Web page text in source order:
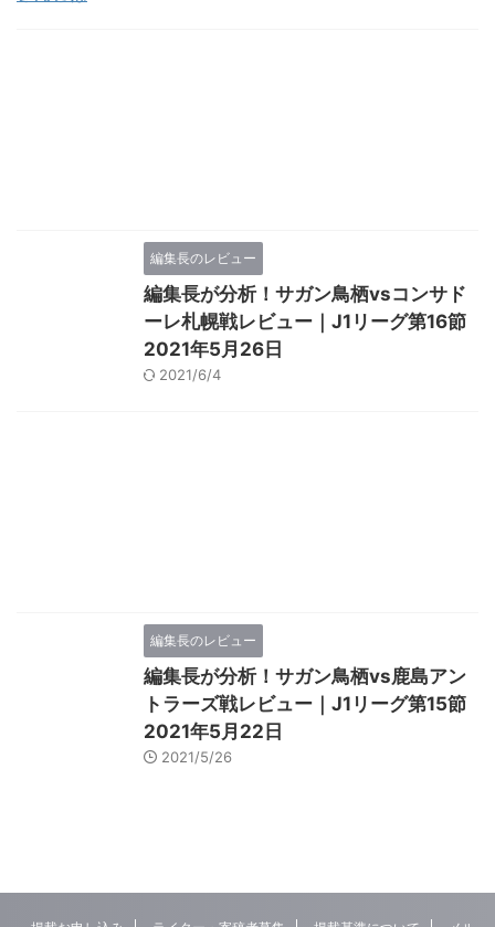
編集長のレビュー
編集長が分析！サガン鳥栖vsコンサド
ーレ札幌戦レビュー｜J1リーグ第16節
2021年5月26日
2021/6/4
編集長のレビュー
編集長が分析！サガン鳥栖vs鹿島アン
トラーズ戦レビュー｜J1リーグ第15節
2021年5月22日
2021/5/26